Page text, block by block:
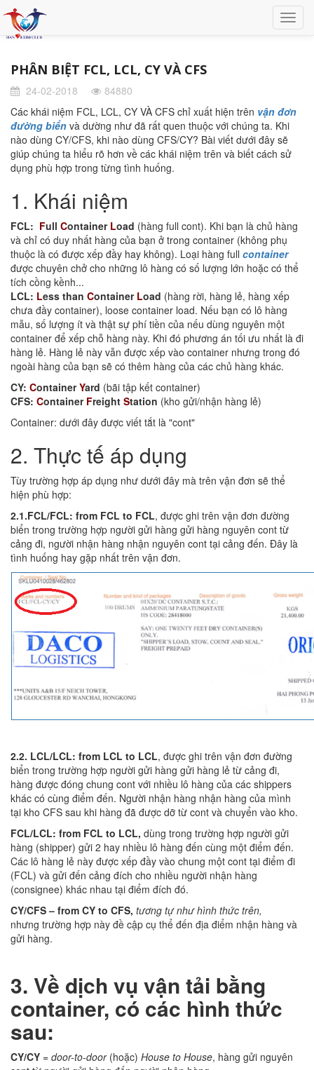
PHÂN BIỆT FCL, LCL, CY VÀ CFS
24-02-2018
84880
Các khái niệm FCL, LCL, CY VÀ CFS chỉ xuất hiện trên vận đơn
đường biển và dường như đã rất quen thuộc với chúng ta. Khi
nào dùng CY/CFS, khi nào dùng CFS/CY? Bài viết dưới đây sẽ
giúp chúng ta hiểu rõ hơn về các khái niệm trên và biết cách sử
dụng phù hợp trong từng tình huống.
1. Khái niệm
FCL: Full Container Load (hàng full cont). Khi bạn là chủ hàng
và chỉ có duy nhất hàng của bạn ở trong container (không phụ
thuộc là có được xếp đầy hay không). Loại hàng full container
được chuyên chở cho những lô hàng có số lượng lớn hoặc có thể
tích cồng kềnh...
LCL: Less than Container Load (hàng rời, hàng lẻ, hàng xếp
chưa đầy container), loose container load. Nếu bạn có lô hàng
mẫu, số lượng ít và thật sự phí tiền của nếu dùng nguyên một
container để xếp chỗ hàng này. Khi đó phương án tối ưu nhất là đi
hàng lẻ. Hàng lẻ này vẫn được xếp vào container nhưng trong đó
ngoài hàng của bạn sẽ có thêm hàng của các chủ hàng khác.
CY: ContainerYard (bãi tập kết container)
CFS: Container Freight Station (kho gửi/nhận hàng lẻ)
Container: dưới đây được viết tắt là "cont"
2. Thực tế áp dụng
Tùy trường hợp áp dụng như dưới đây mà trên vận đơn sẽ thể
hiện phù hợp:
2.1.FCL/FCL: from FCL to FCL, được ghi trên vận đơn đường
biển trong trường hợp người gửi hàng gửi hàng nguyên cont từ
cảng đi, người nhận hàng nhận nguyên cont tại cảng đến. Đây là
tình huống hay gặp nhất trên vận đơn.
2.2. LCL/LCL: from LCL to LCL, được ghi trên vận đơn đường
biển trong trường hợp người gửi hàng gửi hàng lẻ từ cảng đi,
hàng được đóng chung cont với nhiều lô hàng của các shippers
khác có cùng điểm đến. Người nhận hàng nhận hàng của mình
tại kho CFS sau khi hàng đã được dỡ từ cont và chuyển vào kho.
FCL/LCL: from FCL to LCL, dùng trong trường hợp người gửi
hàng (shipper) gửi 2 hay nhiều lô hàng đến cùng một điểm đến.
Các lô hàng lẻ này được xếp đầy vào chung một cont tại điểm đi
(FCL) và gửi đến cảng đích cho nhiều người nhận hàng
(consignee) khác nhau tại điểm đích đó.
CY/CFS – from CY to CFS, tương tự như hình thức trên,
nhưng trường hợp này đề cập cụ thể đến địa điểm nhận hàng và
gửi hàng.
3. Về dịch vụ vận tải bằng
container, có các hình thức
sau:
CY/CY = door-to-door (hoặc) House to House, hàng gửi nguyên